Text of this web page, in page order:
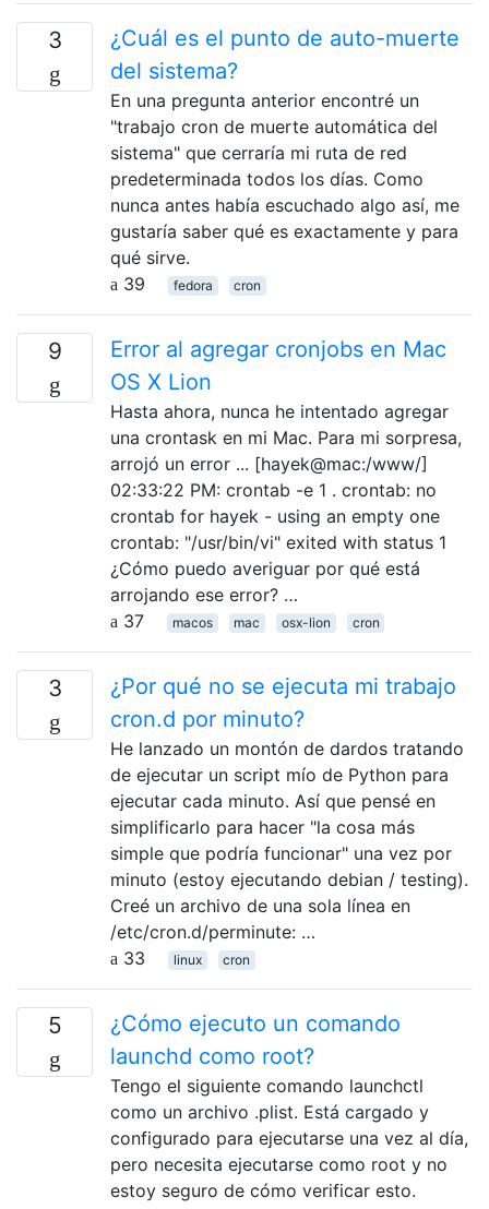
3
¿Cuál es el punto de auto-muerte
del sistema?
En una pregunta anterior encontré un
"trabajo cron de muerte automática del
sistema" que cerraría mi ruta de red
predeterminada todos los días. Como
nunca antes había escuchado algo así, me
gustaría saber qué es exactamente y para
qué sirve.
39
fedora cron
9
Error al agregar cronjobs en Mac
OS X Lion
Hasta ahora, nunca he intentado agregar
una crontask en mi Mac. Para mi sorpresa,
arrojó un error ... [hayek@mac:/www/]
02:33:22 PM: crontab -e 1 . crontab: no
crontab for hayek - using an empty one
crontab: "/usr/bin/vi" exited with status 1
¿Cómo puedo averiguar por qué está
arrojando ese error? …
37
macos mac osx-lion cron
3
¿Por qué no se ejecuta mi trabajo
cron.d por minuto?
He lanzado un montón de dardos tratando
de ejecutar un script mío de Python para
ejecutar cada minuto. Así que pensé en
simplificarlo para hacer "la cosa más
simple que podría funcionar" una vez por
minuto (estoy ejecutando debian / testing).
Creé un archivo de una sola línea en
/etc/cron.d/perminute: …
33
linux cron
5
¿Cómo ejecuto un comando
launchd como root?
Tengo el siguiente comando launchctl
como un archivo .plist. Está cargado y
configurado para ejecutarse una vez al día,
pero necesita ejecutarse como root y no
estoy seguro de cómo verificar esto.